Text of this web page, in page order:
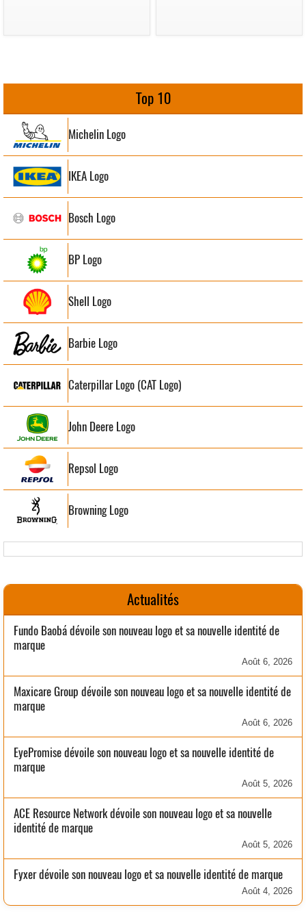
Top 10
Michelin Logo
IKEA Logo
Bosch Logo
BP Logo
Shell Logo
Barbie Logo
Caterpillar Logo (CAT Logo)
John Deere Logo
Repsol Logo
Browning Logo
Actualités
Fundo Baobá dévoile son nouveau logo et sa nouvelle identité de
marque
Août 6, 2026
Maxicare Group dévoile son nouveau logo et sa nouvelle identité de
marque
Août 6, 2026
EyePromise dévoile son nouveau logo et sa nouvelle identité de
marque
Août 5, 2026
ACE Resource Network dévoile son nouveau logo et sa nouvelle
identité de marque
Août 5, 2026
Fyxer dévoile son nouveau logo et sa nouvelle identité de marque
Août 4, 2026